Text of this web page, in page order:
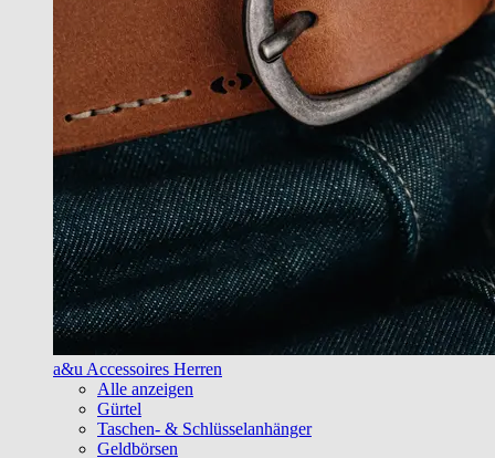
a&u Accessoires Herren
Alle anzeigen
Gürtel
Taschen- & Schlüsselanhänger
Geldbörsen